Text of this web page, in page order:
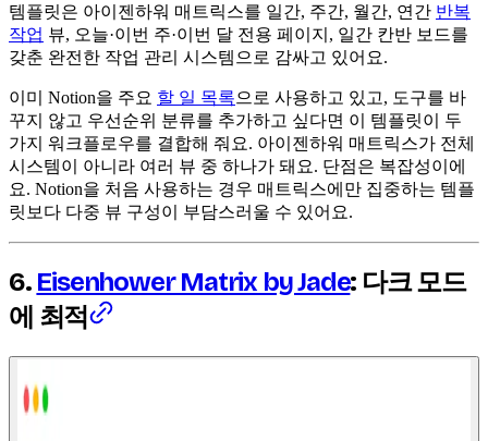
템플릿은 아이젠하워 매트릭스를 일간, 주간, 월간, 연간 반복
작업 뷰, 오늘·이번 주·이번 달 전용 페이지, 일간 칸반 보드를
갖춘 완전한 작업 관리 시스템으로 감싸고 있어요.
이미 Notion을 주요 할 일 목록으로 사용하고 있고, 도구를 바
꾸지 않고 우선순위 분류를 추가하고 싶다면 이 템플릿이 두
가지 워크플로우를 결합해 줘요. 아이젠하워 매트릭스가 전체
시스템이 아니라 여러 뷰 중 하나가 돼요. 단점은 복잡성이에
요. Notion을 처음 사용하는 경우 매트릭스에만 집중하는 템플
릿보다 다중 뷰 구성이 부담스러울 수 있어요.
6. Eisenhower Matrix by Jade: 다크 모드
에 최적